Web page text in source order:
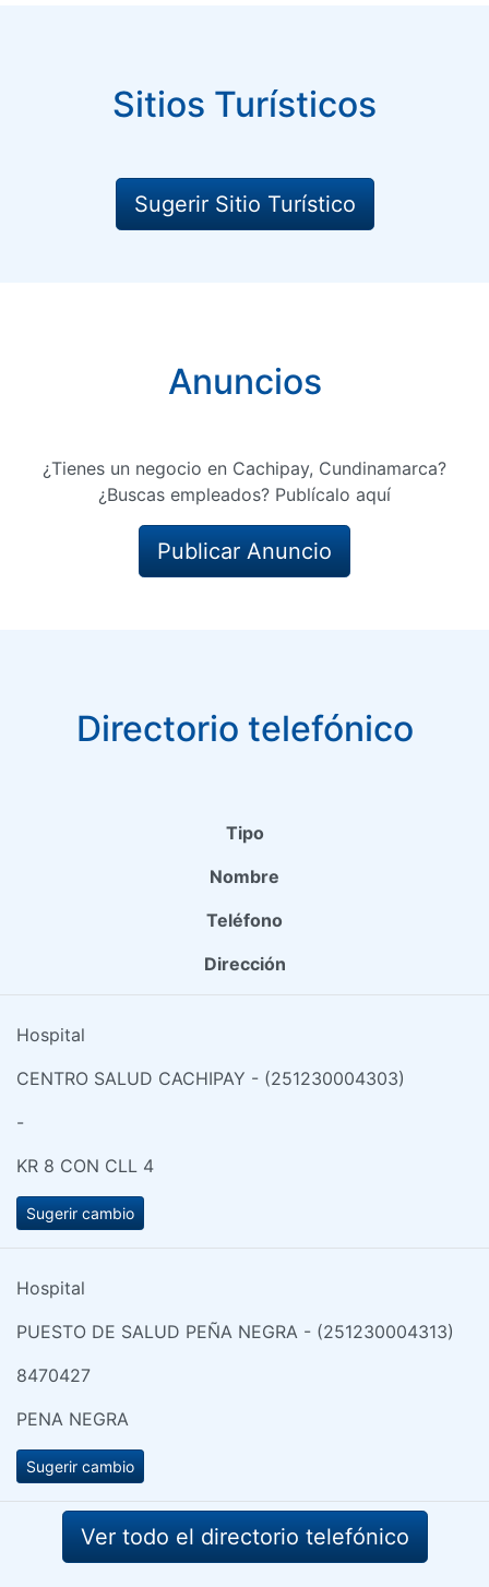
Sitios Turísticos
Sugerir Sitio Turístico
Anuncios
¿Tienes un negocio en Cachipay, Cundinamarca?
¿Buscas empleados? Publícalo aquí
Publicar Anuncio
Directorio telefónico
Tipo
Nombre
Teléfono
Dirección
Hospital
CENTRO SALUD CACHIPAY - (251230004303)
-
KR 8 CON CLL 4
Sugerir cambio
Hospital
PUESTO DE SALUD PEÑA NEGRA - (251230004313)
8470427
PENA NEGRA
Sugerir cambio
Ver todo el directorio telefónico